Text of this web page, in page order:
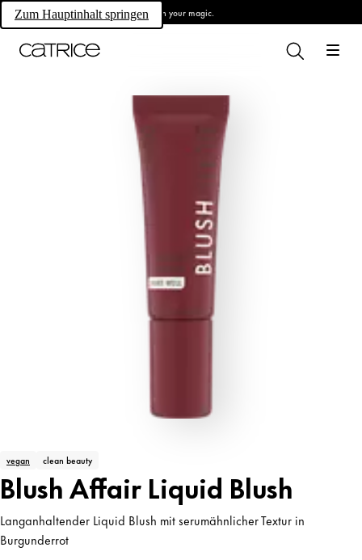
Zum Hauptinhalt springen Own your magic.
vegan clean beauty
Blush Affair Liquid Blush
Langanhaltender Liquid Blush mit serumähnlicher Textur in
Burgunderrot